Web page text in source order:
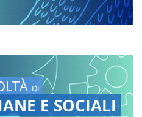
DI
E SOCIALI